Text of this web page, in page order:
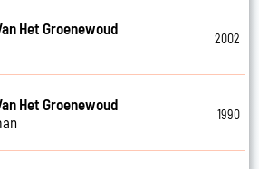
Het Groenewoud
2002
Het Groenewoud
1990